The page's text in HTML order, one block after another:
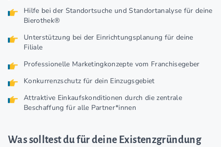
Hilfe bei der Standortsuche und Standortanalyse für deine
Bierothek®
Unterstützung bei der Einrichtungsplanung für deine
Filiale
Professionelle Marketingkonzepte vom Franchisegeber
Konkurrenzschutz für dein Einzugsgebiet
Attraktive Einkaufskonditionen durch die zentrale
Beschaffung für alle Partner*innen
Was solltest du für deine Existenzgründung